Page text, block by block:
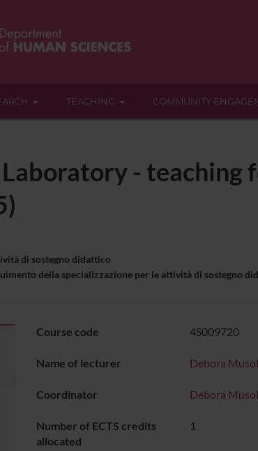
TEACHING COMMUNITY
- teaching
di sostegno didattico
della specializzazione per le attività di sostegno
Course code 4S009720
Name of lecturer Debora
Coordinator Debora
Number of ECTS credits
allocated
1